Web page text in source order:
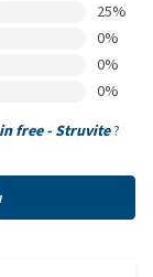
25%
0%
0%
0%
free - Struvite?